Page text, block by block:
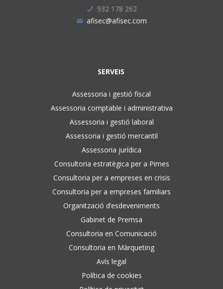
932 178 262
afisec@afisec.com
SERVEIS
Assessoria i gestió fiscal
Assessoria comptable i administrativa
Assessoria i gestió laboral
Assessoria i gestió mercantil
Assessoria jurídica
Consultoria estratègica per a Pimes
Consultoria per a empreses en crisis
Consultoria per a empreses familiars
Organització d’esdeveniments
Gabinet de Premsa
Consultoria en Comunicació
Consultoria en Màrqueting
Avís legal
Política de cookies